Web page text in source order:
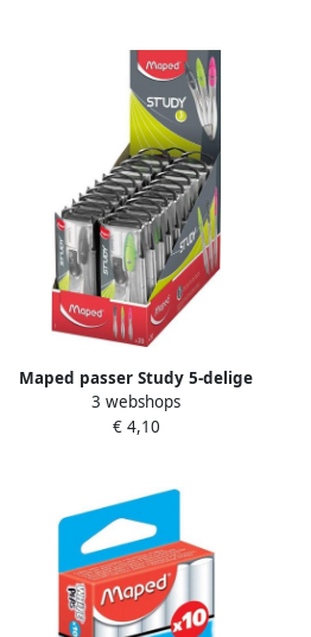
Maped passer Study 5-delige
passerdoos: 1 passer Study 1
gum 1 mineslijper 1 kokertje
3 webshops
€ 4,10